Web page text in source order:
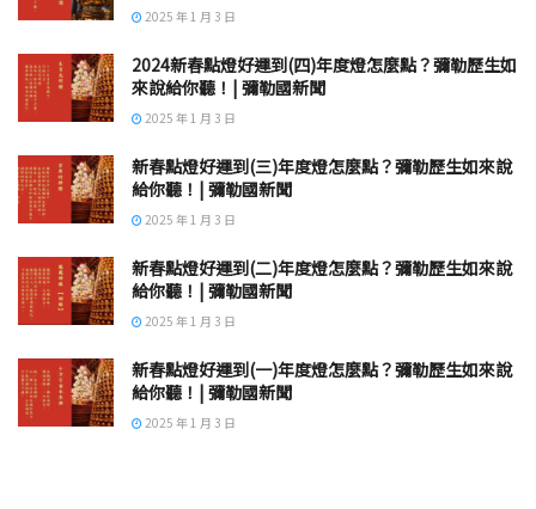
2025 年 1 月 3 日
2024新春點燈好運到(四)年度燈怎麼點？彌勒歷生如
來說給你聽！| 彌勒國新聞
2025 年 1 月 3 日
新春點燈好運到(三)年度燈怎麼點？彌勒歷生如來說
給你聽！| 彌勒國新聞
2025 年 1 月 3 日
新春點燈好運到(二)年度燈怎麼點？彌勒歷生如來說
給你聽！| 彌勒國新聞
2025 年 1 月 3 日
新春點燈好運到(一)年度燈怎麼點？彌勒歷生如來說
給你聽！| 彌勒國新聞
2025 年 1 月 3 日